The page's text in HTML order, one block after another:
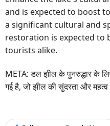
and is expected to boost
a significant cultural and
restoration is expected to
tourists alike.
META: डल झील के पुनरुद्धार के
गई है, जो झील की सुंदरता और महत्व